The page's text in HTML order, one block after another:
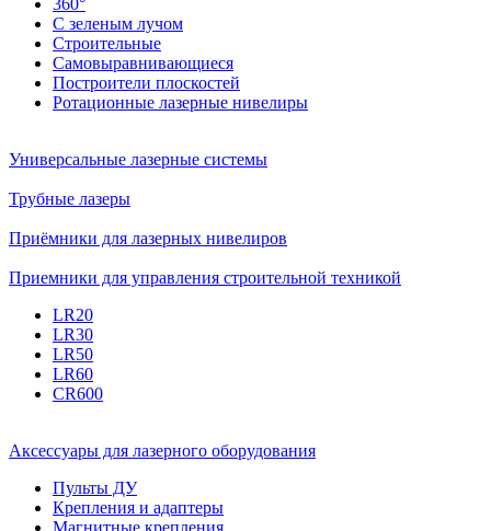
С зеленым лучом
Строительные
Самовыравнивающиеся
Построители плоскостей
Ротационные лазерные нивелиры
Универсальные лазерные системы
Трубные лазеры
Приёмники для лазерных нивелиров
Приемники для управления строительной техникой
LR20
LR30
LR50
LR60
CR600
Аксессуары для лазерного оборудования
Пульты ДУ
Крепления и адаптеры
Магнитные крепления